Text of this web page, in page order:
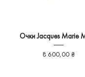
Очки Jacques Marie
Ціна
8 600,00 ₴